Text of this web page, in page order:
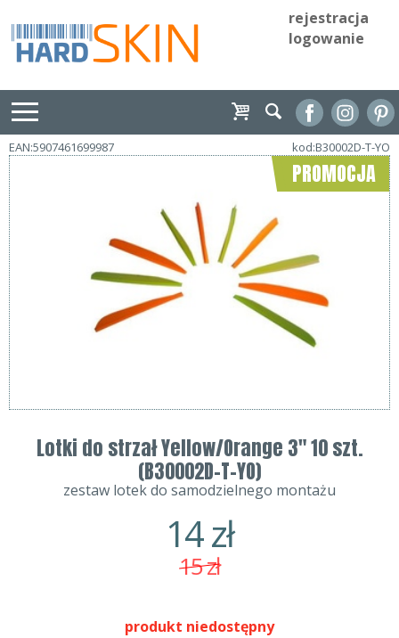
rejestracja
logowanie
EAN:5907461699987 kod:B30002D-T-YO
PROMOCJA
Lotki do strzał Yellow/Orange 3" 10 szt.
(B30002D-T-YO)
zestaw lotek do samodzielnego montażu
14zł
15zł
produkt niedostępny